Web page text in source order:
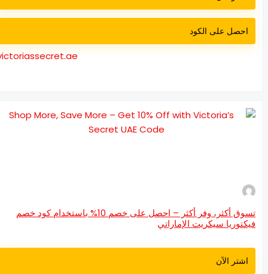
احصل على الكود
victoriassecret.ae
تسوق أكثر، وفر أكثر – احصل على خصم 10% باستخدام كود خصم
سيكريت الإماراتي
اشتر الآن